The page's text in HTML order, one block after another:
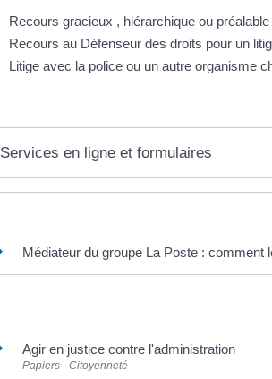
Recours gracieux , hiérarchique ou
Recours au Défenseur des droits pour un
Litige avec la police ou un autre organisme
Services en ligne et formulaires
Médiateur du groupe La Poste : comment
Agir en justice contre l'administration
Papiers - Citoyenneté